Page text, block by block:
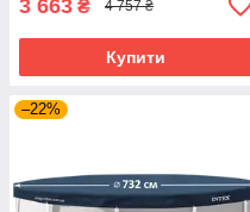
3 663 ₴ 4 757 ₴
Купити
–22%